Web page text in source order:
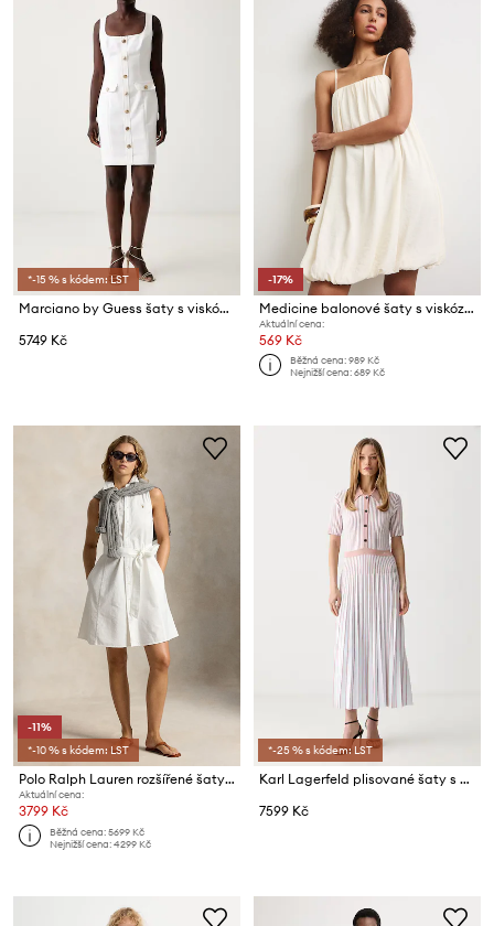
*-15 % s kódem: LST
Marciano by Guess šaty s viskózou MARI
5749 Kč
-17%
Medicine balonové šaty s viskózou
Aktuální cena:
569 Kč
Běžná cena:989 Kč
Nejnižší cena:689 Kč
-11%
*-10 % s kódem: LST
Polo Ralph Lauren rozšířené šaty bavlněné
Aktuální cena:
3799 Kč
Běžná cena:5699 Kč
Nejnižší cena:4299 Kč
*-25 % s kódem: LST
Karl Lagerfeld plisované šaty s viskózou
7599 Kč